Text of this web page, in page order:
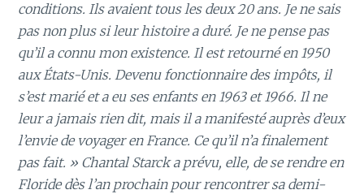
conditions. Ils avaient tous les deux 20 ans. Je ne sais
pas non plus si leur histoire a duré. Je ne pense pas
qu’il a connu mon existence. Il est retourné en 1950
aux États-Unis. Devenu fonctionnaire des impôts, il
s’est marié et a eu ses enfants en 1963 et 1966. Il ne
leur a jamais rien dit, mais il a manifesté auprès d’eux
l’envie de voyager en France. Ce qu’il n’a finalement
pas fait. » Chantal Starck a prévu, elle, de se rendre en
Floride dès l’an prochain pour rencontrer sa demi-